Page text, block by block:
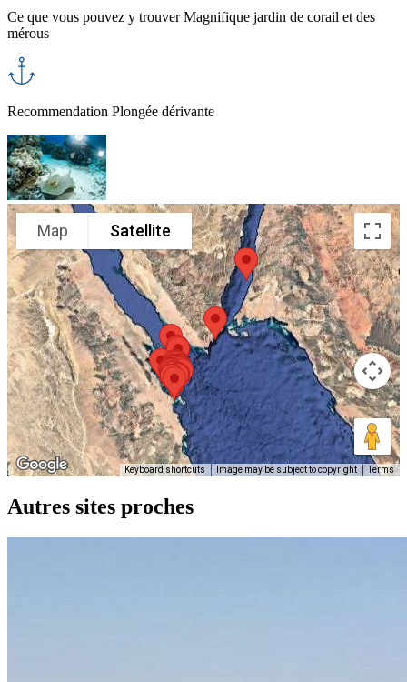
Ce que vous pouvez y trouverMagnifique jardin de corail et des
mérous
Recommendation Plongée dérivante
Map Satellite
Keyboard shortcuts Image may be subject to copyright Terms
Autres sites proches